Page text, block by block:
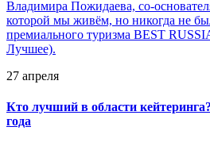
Владимира Пожидаева, со-
которой мы живём, но никогда не
премиального туризма BEST
Лучшее).
27 апреля
Кто лучший в области
года